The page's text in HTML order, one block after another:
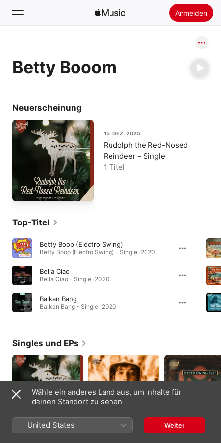
Anmelden
Startseite
Betty Booom
Neuerscheinung
15. DEZ. 2025
Rudolph the Red-Nosed
Reindeer - Single
1 Titel
Top-Titel
Betty Boop (Electro Swing)
Betty Boop (Electro Swing) - Single · 2020
Bella Ciao
Bella Ciao - Single · 2020
Balkan Bang
Balkan Bang - Single · 2020
Singles und EPs
Rudolph the Red-
Cara Ansia (Betty
Mr. Sandman (Hyper
Wähle ein anderes Land aus, um Inhalte für
deinen Standort zu sehen
United States Weiter